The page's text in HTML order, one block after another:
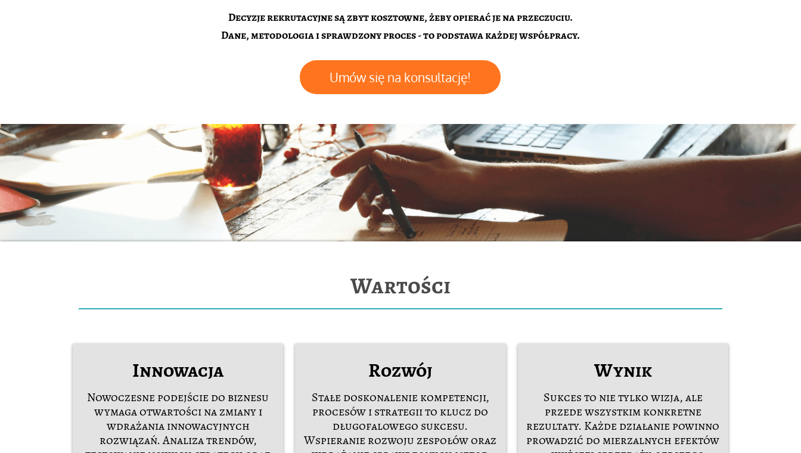
Decyzje rekrutacyjne są zbyt kosztowne, żeby opierać je na przeczuciu.
Dane, metodologia i sprawdzony proces - to podstawa każdej współpracy.
Umów się na konsultację!
Wartości
Innowacja
Nowoczesne podejście do biznesu
wymaga otwartości na zmiany i
wdrażania innowacyjnych
rozwiązań. Analiza trendów,
Rozwój
Stałe doskonalenie kompetencji,
procesów i strategii to klucz do
długofalowego sukcesu.
Wspieranie rozwoju zespołów oraz
Wynik
Sukces to nie tylko wizja, ale
przede wszystkim konkretne
rezultaty. Każde działanie powinno
prowadzić do mierzalnych efektów